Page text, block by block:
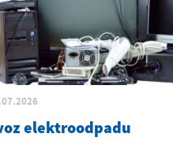
elektroodpadu